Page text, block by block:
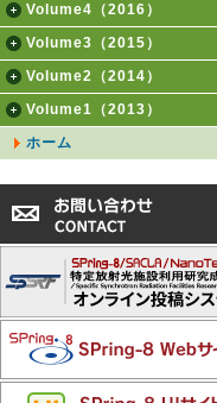
Volume4（2016）
Volume3（2015）
Volume2（2014）
Volume1（2013）
ホーム